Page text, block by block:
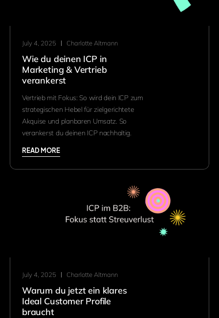
July 4, 2025 Charlotte Altmann
Wie du deinen ICP in
Marketing & Vertrieb
verankerst
Vertrieb mit Fokus: So wird dein ICP zum
strategischen Hebel für zielgerichtete
Akquise und planbaren Umsatz. So
verankerst du deinen ICP nachhaltig.
READ MORE
July 4, 2025 Charlotte Altmann
Warum du jetzt ein klares
Ideal Customer Profile
braucht